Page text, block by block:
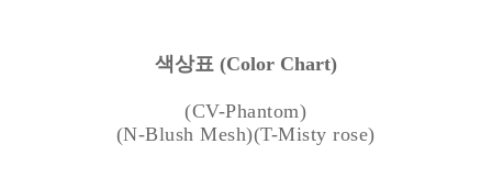
색상표 (Color Chart)
(CV-Phantom)
(N-Blush Mesh)(T-Misty rose)